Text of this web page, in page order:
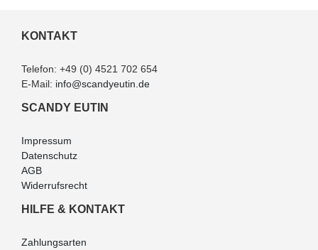
KONTAKT
Telefon: +49 (0) 4521 702 654
E-Mail: info@scandyeutin.de
SCANDY EUTIN
Impressum
Datenschutz
AGB
Widerrufsrecht
HILFE & KONTAKT
Zahlungsarten